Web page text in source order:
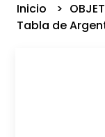
Inicio
Tabla de